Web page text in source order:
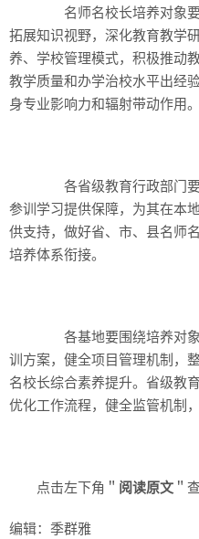
名师名校长培养对象要
拓展知识视野，深化教育教学
养、学校管理模式，积极推动
教学质量和办学治校水平出经
身专业影响力和辐射带动作用。
各省级教育行政部门要
参训学习提供保障，为其在本
供支持，做好省、市、县名师
培养体系衔接。
各基地要围绕培养对象
训方案，健全项目管理机制，
名校长综合素养提升。省级教
优化工作流程，健全监管机制
点击左下角＂ 阅读原文 ＂
编辑：季群雅